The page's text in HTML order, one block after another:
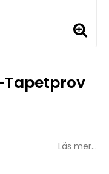
Tapetprov
Läs mer...